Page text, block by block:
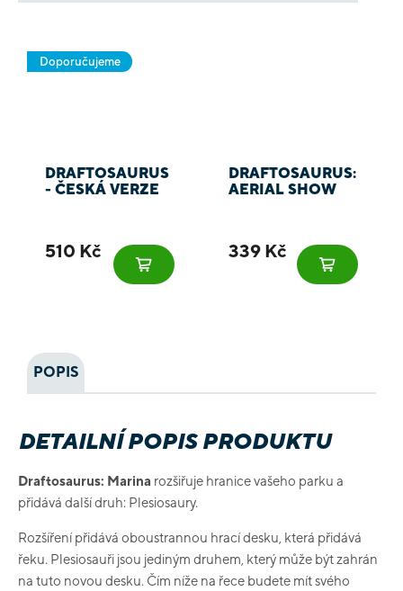
Doporučujeme
DRAFTOSAURUS
- ČESKÁ VERZE
510 Kč
DRAFTOSAURUS:
AERIAL SHOW
339 Kč
POPIS
DETAILNÍ POPIS PRODUKTU
Draftosaurus: Marina rozšiřuje hranice vašeho parku a
přidává další druh: Plesiosaury.
Rozšíření přidává oboustrannou hrací desku, která přidává
řeku. Plesiosauři jsou jediným druhem, který může být zahrán
na tuto novou desku. Čím níže na řece budete mít svého